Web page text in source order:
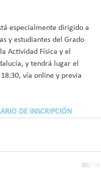
especialmente dirigido a
y estudiantes del Grado
Actividad Física y el
y tendrá lugar el
vía online y previa
DE INSCRIPCIÓN